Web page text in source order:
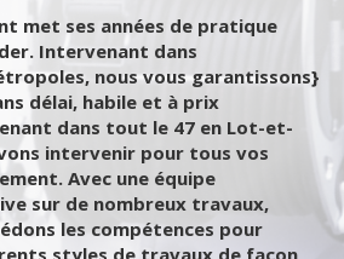
met ses années de pratique
Intervenant dans
nous vous garantissons}
délai, habile et à prix
dans tout le 47 en Lot-et-
intervenir pour tous vos
Avec une équipe
sur de nombreux travaux,
les compétences pour
styles de travaux de façon